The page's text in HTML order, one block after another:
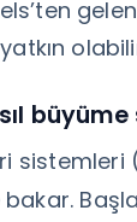
sistemleri